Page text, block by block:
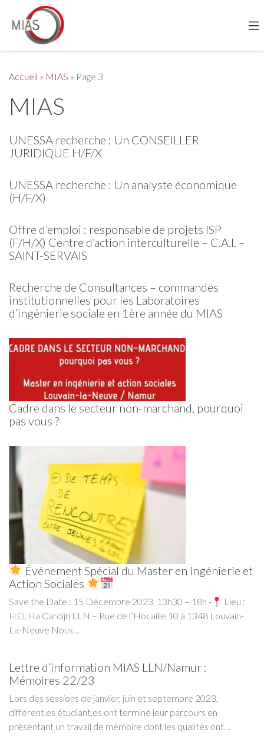
Accueil » MIAS » Page 3
MIAS
UNESSA recherche : Un CONSEILLER
JURIDIQUE H/F/X
UNESSA recherche : Un analyste économique
(H/F/X)
Offre d’emploi : responsable de projets ISP
(F/H/X) Centre d’action interculturelle – C.A.I. –
SAINT-SERVAIS
Recherche de Consultances – commandes
institutionnelles pour les Laboratoires
d’ingénierie sociale en 1ère année du MIAS
Cadre dans le secteur non-marchand, pourquoi
pas vous ?
Événement Spécial du Master en Ingénierie et
Action Sociales
Save the Date : 15 Décembre 2023, 13h30 – 18h -
Lieu :
HELHa Cardijn LLN – Rue de l’Hocaille 10 à 1348 Louvain-
La-Neuve Nous…
Lettre d’information MIAS LLN/Namur :
Mémoires 22/23
Lors des sessions de janvier, juin et septembre 2023,
différent.es étudiant.es ont terminé leur parcours en
présentant un travail de mémoire dont les qualités ont…